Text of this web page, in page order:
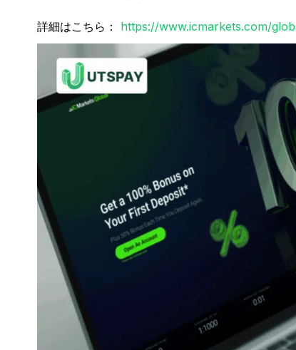
詳細はこちら： https://www.icmarkets.com/